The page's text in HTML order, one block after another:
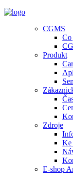
CGMS
Co
Produkt
Zdroje
Ke
E-shop